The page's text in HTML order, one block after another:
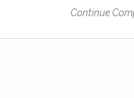
Continue